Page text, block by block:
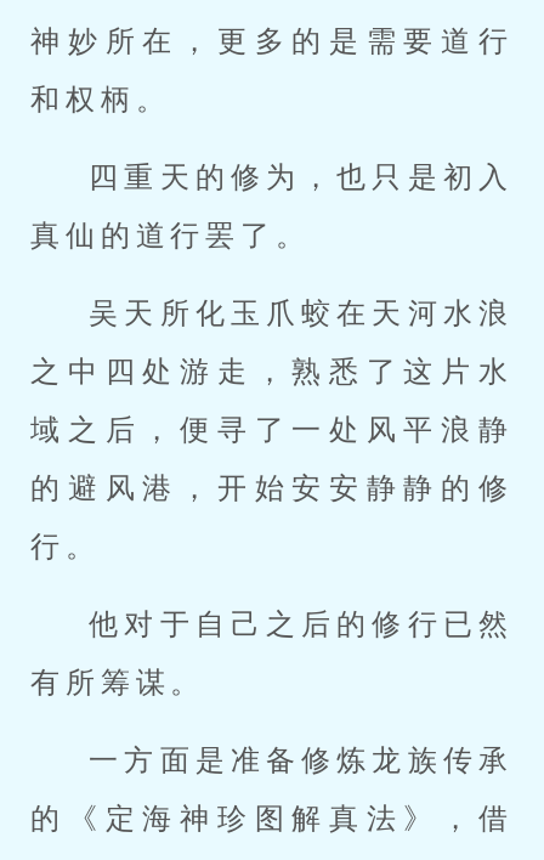
神妙所在，更多的是需要道行
和权柄。
四重天的修为，也只是初入
真仙的道行罢了。
吴天所化玉爪蛟在天河水浪
之中四处游走，熟悉了这片水
域之后，便寻了一处风平浪静
的避风港，开始安安静静的修
行。
他对于自己之后的修行已然
有所筹谋。
一方面是准备修炼龙族传承
的《定海神珍图解真法》，借